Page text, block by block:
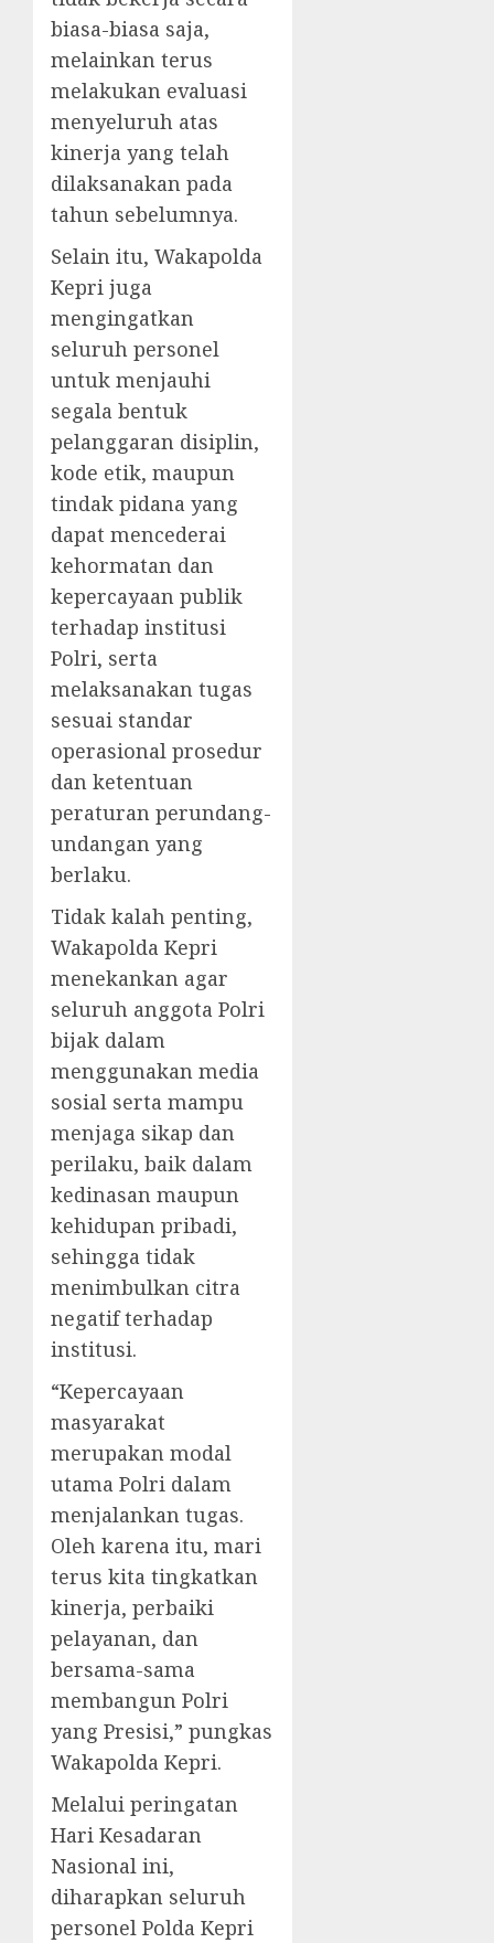
biasa-biasa saja,
melainkan terus
melakukan evaluasi
menyeluruh atas
kinerja yang telah
dilaksanakan pada
tahun sebelumnya.
Selain itu, Wakapolda
Kepri juga
mengingatkan
seluruh personel
untuk menjauhi
segala bentuk
pelanggaran disiplin,
kode etik, maupun
tindak pidana yang
dapat mencederai
kehormatan dan
kepercayaan publik
terhadap institusi
Polri, serta
melaksanakan tugas
sesuai standar
operasional prosedur
dan ketentuan
peraturan perundang-
undangan yang
berlaku.
Tidak kalah penting,
Wakapolda Kepri
menekankan agar
seluruh anggota Polri
bijak dalam
menggunakan media
sosial serta mampu
menjaga sikap dan
perilaku, baik dalam
kedinasan maupun
kehidupan pribadi,
sehingga tidak
menimbulkan citra
negatif terhadap
institusi.
“Kepercayaan
masyarakat
merupakan modal
utama Polri dalam
menjalankan tugas.
Oleh karena itu, mari
terus kita tingkatkan
kinerja, perbaiki
pelayanan, dan
bersama-sama
membangun Polri
yang Presisi,” pungkas
Wakapolda Kepri.
Melalui peringatan
Hari Kesadaran
Nasional ini,
diharapkan seluruh
personel Polda Kepri